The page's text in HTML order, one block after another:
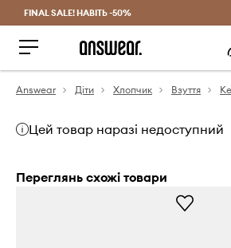
Заощаджуй з Answear Club
FINAL SALE! НАВІТЬ -50%
Answear Діти Хлопчик Взуття
Цей товар наразі недоступний
Переглянь схожі товари